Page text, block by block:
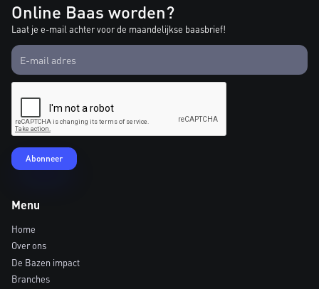
Online Baas worden?
Laat je e-mail achter voor de maandelijkse baasbrief!
Menu
Home
Over ons
De Bazen impact
Branches